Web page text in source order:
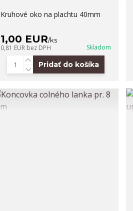
Kruhové oko na plachtu 40mm
1,00 EUR/ks
0,81 EUR bez DPH Skladom
Pridať do košíka